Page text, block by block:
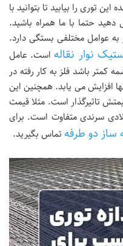
توری را بیابید تا بتوانید با
حتما با ما همراه باشید.
عوامل مختلفی بستگی دارد.
نوار نقالهاست. عامل
باشد فلز به کار رفته در
افزایش می یابد. همچنین این
تاثیرگذار است. مثلا قیمت
سرندی متفاوت است. برای
ساز دو طرفه تماس بگیرید.